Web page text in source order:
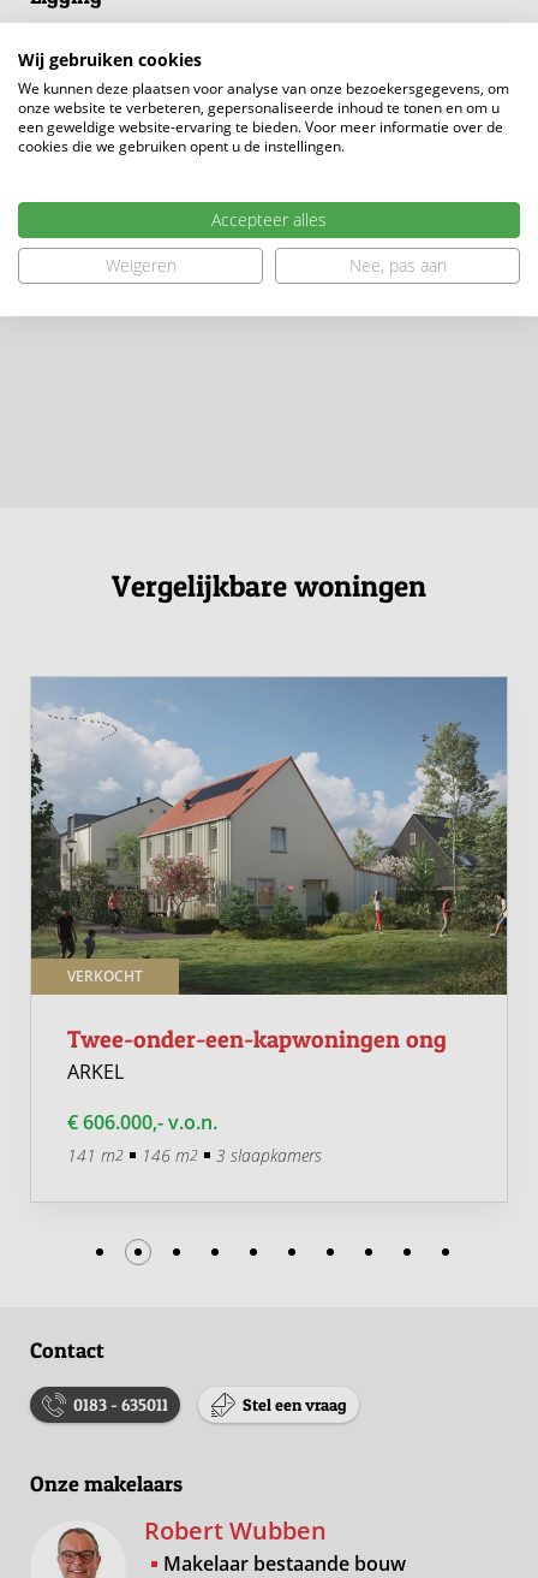
jouw persoonlijke account en schrijf je direct in via
http://wonenindeovertuin.nl
Vergelijkbare woningen
VERKOCHT
Twee-onder-een-kapwoningen ong
ARKEL
€ 606.000,- v.o.n.
141 m2 146 m2 3 slaapkamers
Contact
0183 - 635011 Stel een vraag
Onze makelaars
Robert Wubben
Makelaar bestaande bouw
Wij gebruiken cookies
We kunnen deze plaatsen voor analyse van onze bezoekersgegevens, om
onze website te verbeteren, gepersonaliseerde inhoud te tonen en om u
een geweldige website-ervaring te bieden. Voor meer informatie over de
cookies die we gebruiken opent u de instellingen.
Accepteer alles
Weigeren
Nee, pas aan